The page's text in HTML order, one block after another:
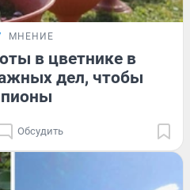
МНЕНИЕ
в цветнике в
дел, чтобы
Обсудить